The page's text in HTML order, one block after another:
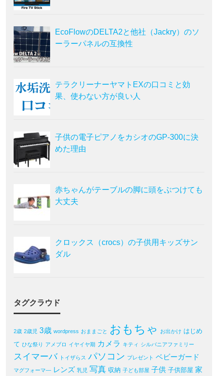
EcoFlowのDELTA2と他社（Jackry）のソ
ーラーパネルの互換性
テラクリーナーヤマトEXの口コミと効
果、使わない方が良い人
子供の電子ピアノをカシオのGP-300に決
めた理由
赤ちゃんがテーブルの脚に頭をぶつけても
大丈夫
クロックス（crocs）の子供用キッズサン
ダル
タグクラウド
2歳 2歳児 3歳 wordpress おままごと おもちゃ お出かけ はじめ
て ひな祭り アメブロ イヤイヤ期 カメラ キティ シルバニアファミリー
スイマーバ トイザらス パソコン プレゼント ベビーガード
マグフォーマ― レンズ 乳児 写真 収納 子ども部屋 子供 子供部屋 家